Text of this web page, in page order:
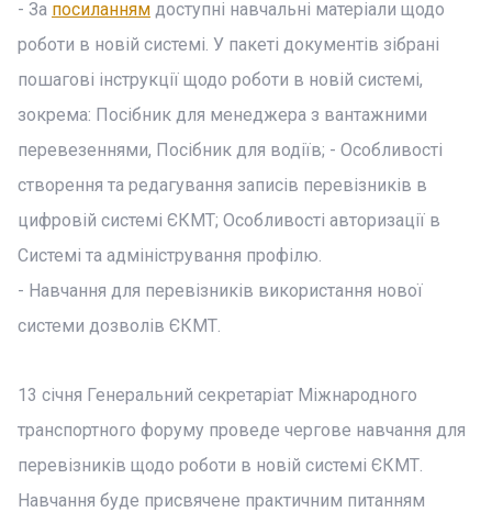
- За посиланням доступні навчальні матеріали щодо
роботи в новій системі. У пакеті документів зібрані
пошагові інструкції щодо роботи в новій системі,
зокрема: Посібник для менеджера з вантажними
перевезеннями, Посібник для водіїв; - Особливості
створення та редагування записів перевізників в
цифровій системі ЄКМТ; Особливості авторизації в
Системі та адміністрування профілю.
- Навчання для перевізників використання нової
системи дозволів ЄКМТ.
13 січня Генеральний секретаріат Міжнародного
транспортного форуму проведе чергове навчання для
перевізників щодо роботи в новій системі ЄКМТ.
Навчання буде присвячене практичним питанням